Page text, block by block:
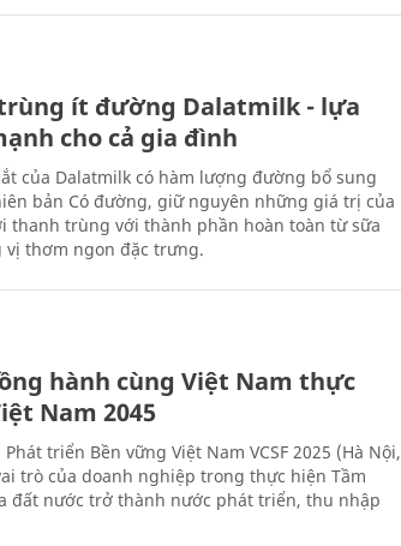
ít đường Dalatmilk - lựa
cho cả gia đình
của Dalatmilk có hàm lượng đường bổ sung
bản Có đường, giữ nguyên những giá trị của
thanh trùng với thành phần hoàn toàn từ sữa
thơm ngon đặc trưng.
hành cùng Việt Nam thực
Nam 2045
triển Bền vững Việt Nam VCSF 2025 (Hà Nội,
trò của doanh nghiệp trong thực hiện Tầm
đất nước trở thành nước phát triển, thu nhập